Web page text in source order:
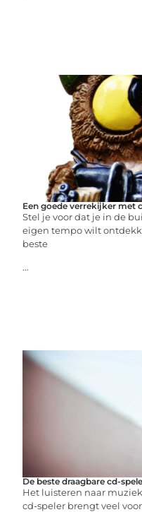
Een goede verrekijker met
Stel je voor dat je in de
eigen tempo wilt
beste
...
De beste draagbare cd-
Het luisteren naar
cd-speler brengt veel